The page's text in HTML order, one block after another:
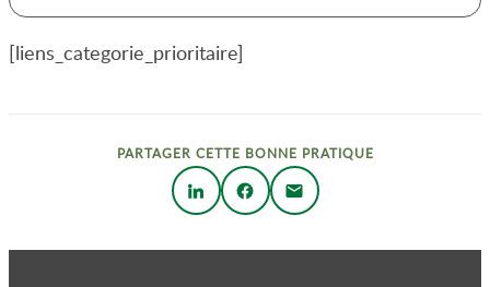
[liens_categorie_prioritaire]
PARTAGER CETTE BONNE PRATIQUE